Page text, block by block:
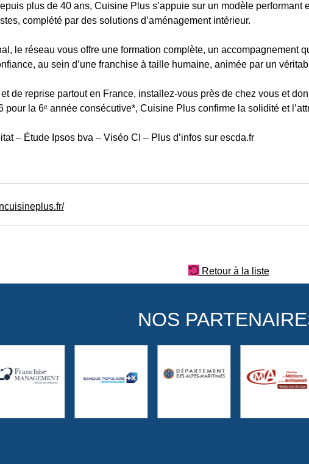
plus de 40 ans, Cuisine Plus s’appuie sur un modèle performant
complété par des solutions d’aménagement intérieur.
le réseau vous offre une formation complète, un accompagnement
au sein d’une franchise à taille humaine, animée par un
de reprise partout en France, installez-vous près de chez vous et
pour la 6ᵉ année consécutive*, Cuisine Plus confirme la solidité et
– Étude Ipsos bva – Viséo CI – Plus d’infos sur escda.fr
Retour à la liste
NOS